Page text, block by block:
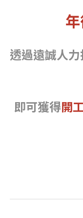
透過遠誠人力
即可獲得開